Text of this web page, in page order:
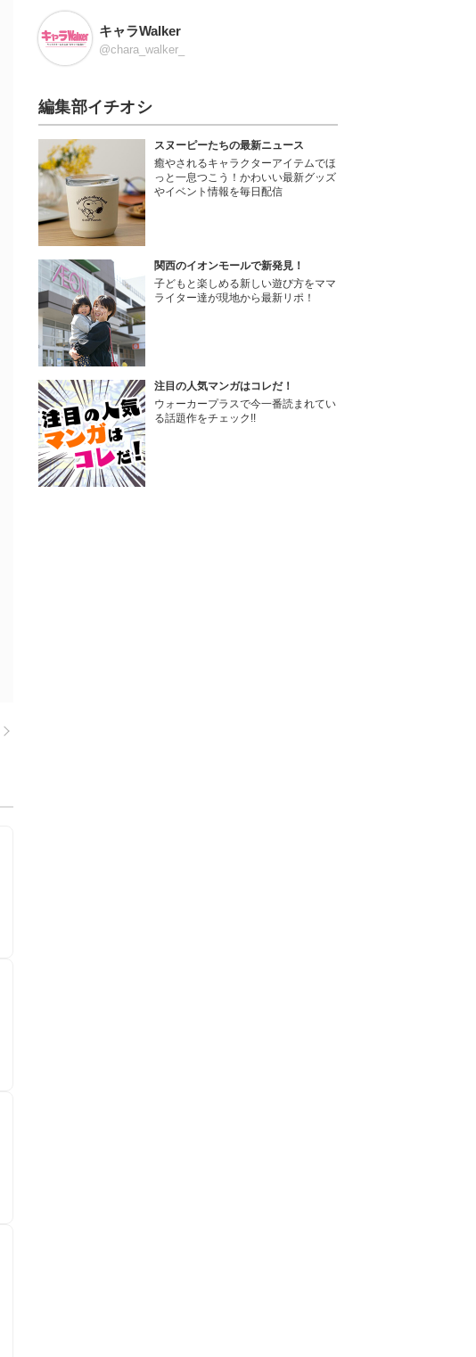
キャラWalker
@chara_walker_
編集部イチオシ
スヌーピーたちの最新ニュース
癒やされるキャラクターアイテムでほ
っと一息つこう！かわいい最新グッズ
やイベント情報を毎日配信
関西のイオンモールで新発見！
子どもと楽しめる新しい遊び方をママ
ライター達が現地から最新リポ！
注目の人気マンガはコレだ！
ウォーカープラスで今一番読まれてい
る話題作をチェック!!